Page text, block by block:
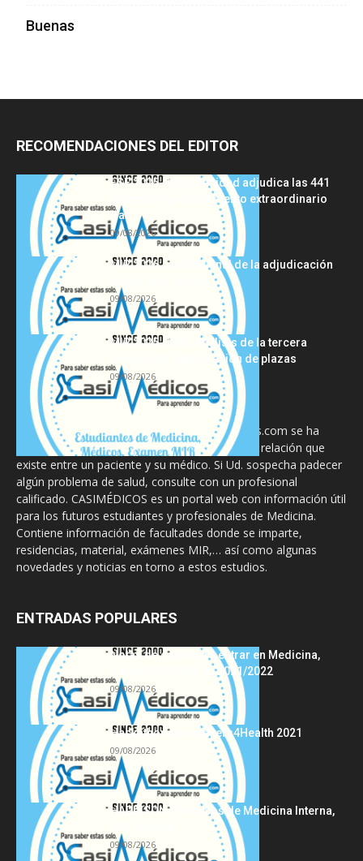
Buenas
RECOMENDACIONES DEL EDITOR
FSE 2025-2026: Sanidad adjudica las 441
plazas del procedimiento extraordinario
tras...
09/08/2026
MIR 2026: análisis final de la adjudicación
de plazas y claves...
09/08/2026
MIR 2025-2026: análisis de la tercera
semana de adjudicación de plazas
09/08/2026
La información proporcionada en CasiMedicos.com se ha
diseñado para complementar, no substituir, la relación que
existe entre un paciente y su médico. Si Ud. sospecha padecer
algún problema de salud, consulte con un profesional
calificado. CASIMÉDICOS es un portal web con información útil
para los futuros estudiantes y profesionales de Medicina.
Contiene información de facultades donde se imparte,
residencias, material, exámenes MIR,… así como algunas
novedades y noticias en torno a estos estudios.
ENTRADAS POPULARES
Notas de corte para entrar en Medicina,
curso 2022/2023 vs 2021/2022
09/08/2026
Hackathon Innomakers4Health 2021
09/08/2026
HARRISON Principios de Medicina Interna,
09/08/2026